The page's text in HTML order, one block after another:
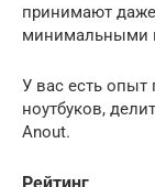
принимают даже
минимальными
У вас есть
ноутбуков,
Anout.